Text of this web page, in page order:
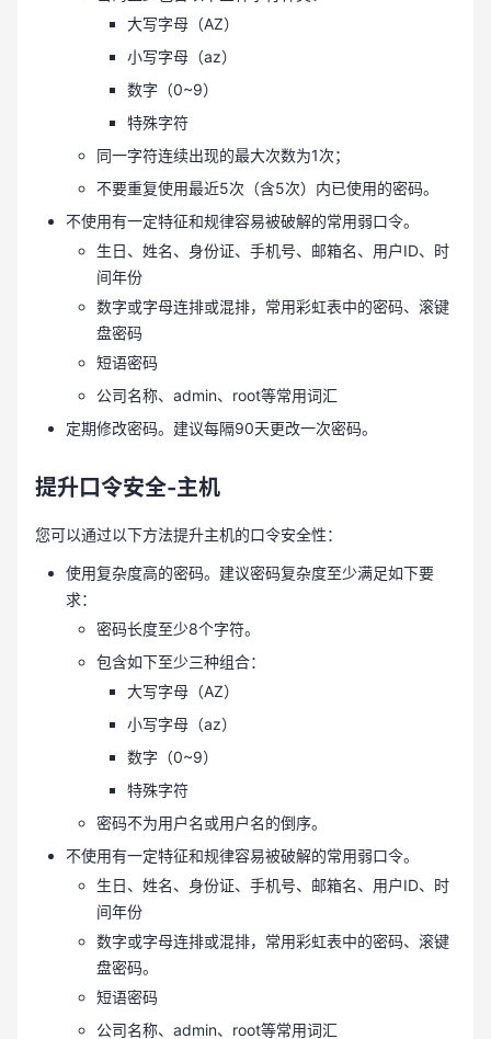
大写字母（AZ）
小写字母（az）
数字（0~9）
特殊字符
同一字符连续出现的最大次数为1次；
不要重复使用最近5次（含5次）内已使用的密码。
不使用有一定特征和规律容易被破解的常用弱口令。
生日、姓名、身份证、手机号、邮箱名、用户ID、时
间年份
数字或字母连排或混排，常用彩虹表中的密码、滚键
盘密码
短语密码
公司名称、admin、root等常用词汇
定期修改密码。建议每隔90天更改一次密码。
提升口令安全-主机
您可以通过以下方法提升主机的口令安全性：
使用复杂度高的密码。建议密码复杂度至少满足如下要
求：
密码长度至少8个字符。
包含如下至少三种组合：
大写字母（AZ）
小写字母（az）
数字（0~9）
特殊字符
密码不为用户名或用户名的倒序。
不使用有一定特征和规律容易被破解的常用弱口令。
生日、姓名、身份证、手机号、邮箱名、用户ID、时
间年份
数字或字母连排或混排，常用彩虹表中的密码、滚键
盘密码。
短语密码
公司名称、admin、root等常用词汇